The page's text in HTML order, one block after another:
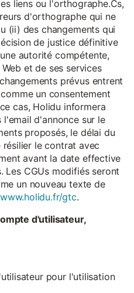
liens ou l'orthographe.Cs,
d'orthographe qui ne
(ii) des changements qui
de justice définitive
autorité compétente,
et de ses services
prévus entrent
un consentement
cas, Holidu informera
d'annonce sur le
proposés, le délai du
le contrat avec
avant la date effective
Les CGUs modifiés seront
un nouveau texte de
gtc.
d'utilisateur,
pour l'utilisation